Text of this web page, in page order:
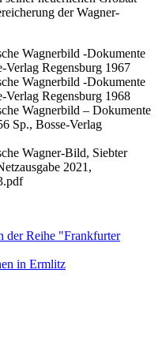
der Wagner-
Wagnerbild -Dokumente
Regensburg 1967
Wagnerbild -Dokumente
Regensburg 1968
Wagnerbild – Dokumente
Sp., Bosse-Verlag
Wagner-Bild, Siebter
2021,
der Reihe "Frankfurter
in Ermlitz